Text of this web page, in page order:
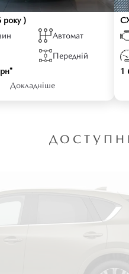
року )
Автомат
Передній
Докладніше
1